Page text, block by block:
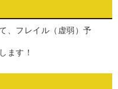
、フレイル（虚弱）予
ます！